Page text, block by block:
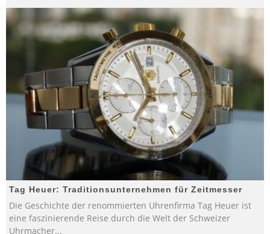
Tag Heuer: Traditionsunternehmen für Zeitmesser
Die Geschichte der renommierten Uhrenfirma Tag Heuer ist
eine faszinierende Reise durch die Welt der Schweizer
Uhrmacher...